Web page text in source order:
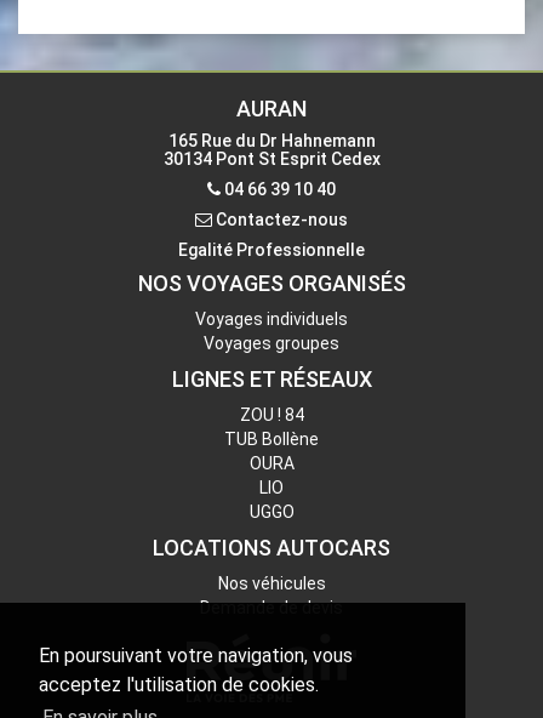
En poursuivant votre navigation, vous
acceptez l'utilisation de cookies.
04 66 39 10 40 -Fax
Contactez-nous
AURAN
165 Rue du Dr Hahnemann
30134 Pont St Esprit Cedex
04 66 39 10 40
Contactez-nous
Egalité Professionnelle
NOS VOYAGES ORGANISÉS
Voyages individuels
Voyages groupes
LIGNES ET RÉSEAUX
ZOU ! 84
TUB Bollène
OURA
LIO
UGGO
LOCATIONS AUTOCARS
Nos véhicules
Demande de devis